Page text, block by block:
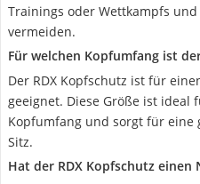
Trainings oder Wettkampfs
vermeiden.
Für welchen Kopfumfang ist
Der RDX Kopfschutz ist für
geeignet. Diese Größe ist ideal
Kopfumfang und sorgt für eine
Sitz.
Hat der RDX Kopfschutz einen